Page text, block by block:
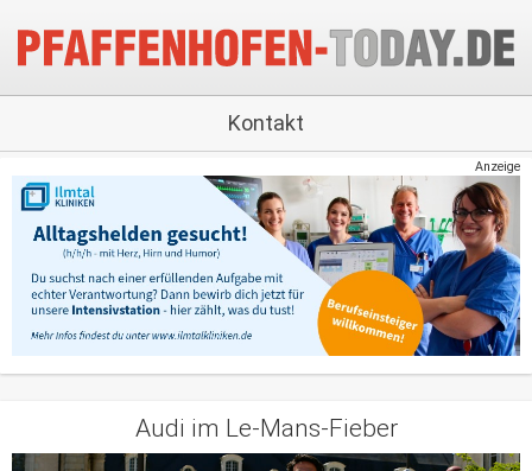
Kontakt
Anzeige
Audi im Le-Mans-Fieber